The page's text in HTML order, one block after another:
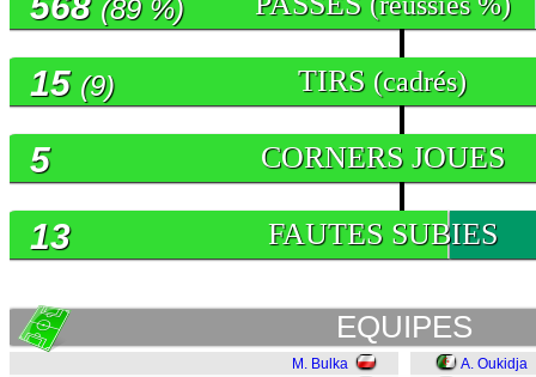
(89 %)
TIRS (cadrés)
15 (9)
CORNERS JOUES
5
FAUTES SUBIES
13
EQUIPES
M. Bulka
A. Oukidja